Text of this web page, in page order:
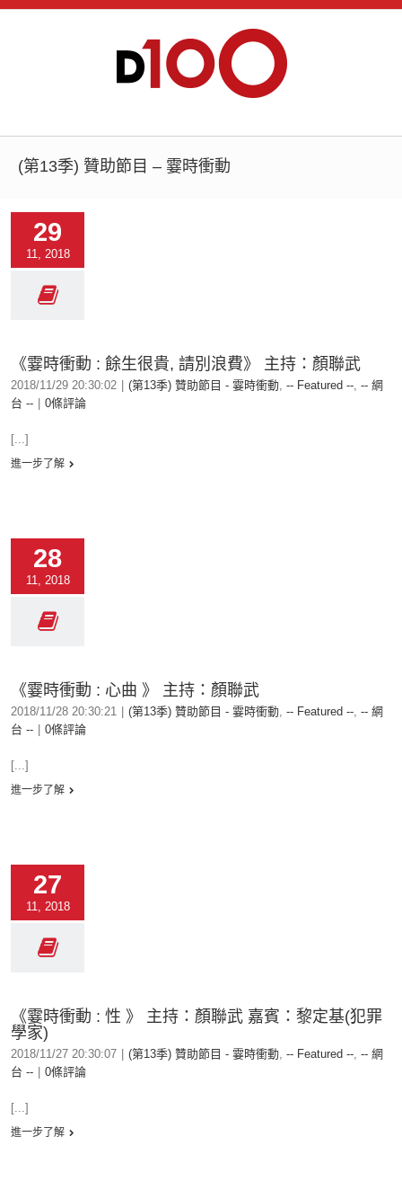
(第13季) 贊助節目 – 霎時衝動
29
11, 2018
《霎時衝動 : 餘生很貴, 請別浪費》 主持：顏聯武
2018/11/29 20:30:02 (第13季) 贊助節目 - 霎時衝動, -- Featured --, -- 網
台 --
0條評論
[...]
進一步了解
28
11, 2018
《霎時衝動 : 心曲 》 主持：顏聯武
2018/11/28 20:30:21 (第13季) 贊助節目 - 霎時衝動, -- Featured --, -- 網
台 --
0條評論
[...]
進一步了解
27
11, 2018
《霎時衝動 : 性 》 主持：顏聯武 嘉賓：黎定基(犯罪
學家)
2018/11/27 20:30:07 (第13季) 贊助節目 - 霎時衝動, -- Featured --, -- 網
台 --
0條評論
[...]
進一步了解